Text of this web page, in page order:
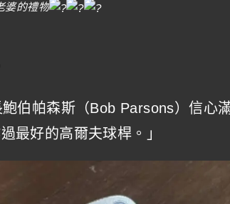
婆的禮物
伯帕森斯（Bob Parsons）信心
最好的高爾夫球桿。」